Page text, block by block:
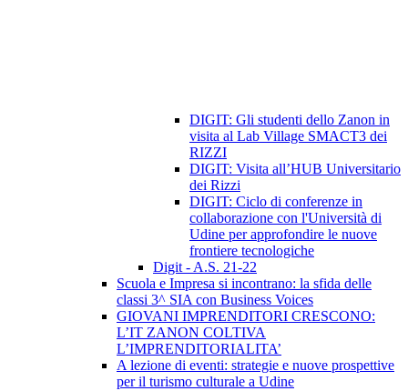
DIGIT: Gli studenti dello Zanon in
visita al Lab Village SMACT3 dei
RIZZI
DIGIT: Visita all’HUB Universitario
dei Rizzi
DIGIT: Ciclo di conferenze in
collaborazione con l'Università di
Udine per approfondire le nuove
frontiere tecnologiche
Digit - A.S. 21-22
Scuola e Impresa si incontrano: la sfida delle
classi 3^ SIA con Business Voices
GIOVANI IMPRENDITORI CRESCONO:
L’IT ZANON COLTIVA
L’IMPRENDITORIALITA’
A lezione di eventi: strategie e nuove prospettive
per il turismo culturale a Udine